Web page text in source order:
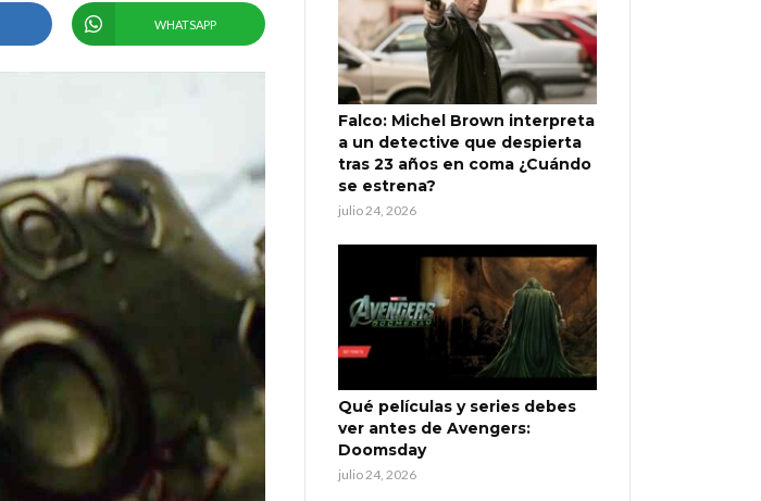
WHATSAPP
Falco: Michel Brown interpreta
a un detective que despierta
tras 23 años en coma ¿Cuándo
se estrena?
julio 24, 2026
Qué películas y series debes
ver antes de Avengers:
Doomsday
julio 24, 2026